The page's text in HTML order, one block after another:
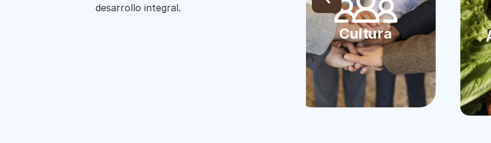
desarrollo integral.
Alimentación